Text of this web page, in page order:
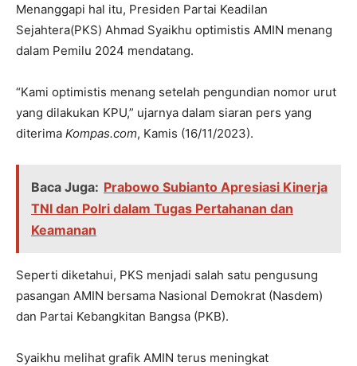
Menanggapi hal itu, Presiden Partai Keadilan
Sejahtera(PKS) Ahmad Syaikhu optimistis AMIN menang
dalam Pemilu 2024 mendatang.
“Kami optimistis menang setelah pengundian nomor urut
yang dilakukan KPU,” ujarnya dalam siaran pers yang
diterima Kompas.com, Kamis (16/11/2023).
Baca Juga: Prabowo Subianto Apresiasi Kinerja
TNI dan Polri dalam Tugas Pertahanan dan
Keamanan
Seperti diketahui, PKS menjadi salah satu pengusung
pasangan AMIN bersama Nasional Demokrat (Nasdem)
dan Partai Kebangkitan Bangsa (PKB).
Syaikhu melihat grafik AMIN terus meningkat